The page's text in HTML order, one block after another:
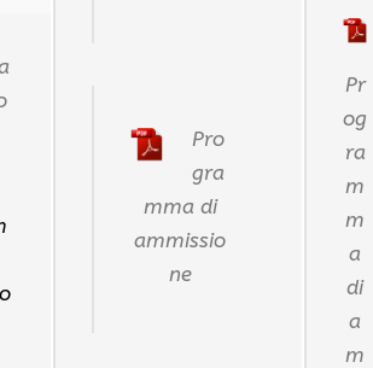
Pro
gra
mma di
ammissio
ne
Pr
og
ra
m
m
a
di
a
m